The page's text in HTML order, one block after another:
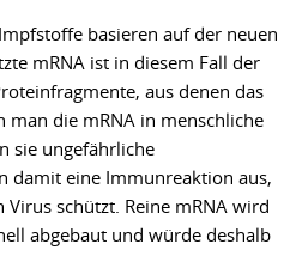
basieren auf der neuen
mRNA ist in diesem Fall der
aus denen das
man die mRNA in menschliche
sie ungefährliche
damit eine Immunreaktion aus,
schützt. Reine mRNA wird
abgebaut und würde deshalb